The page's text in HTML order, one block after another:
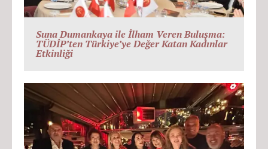
Suna Dumankaya ile İlham Veren Buluşma:
TÜDİP’ten Türkiye’ye Değer Katan Kadınlar
Etkinliği